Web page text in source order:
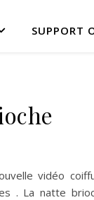
SUPPORT
vidéo
. La natte